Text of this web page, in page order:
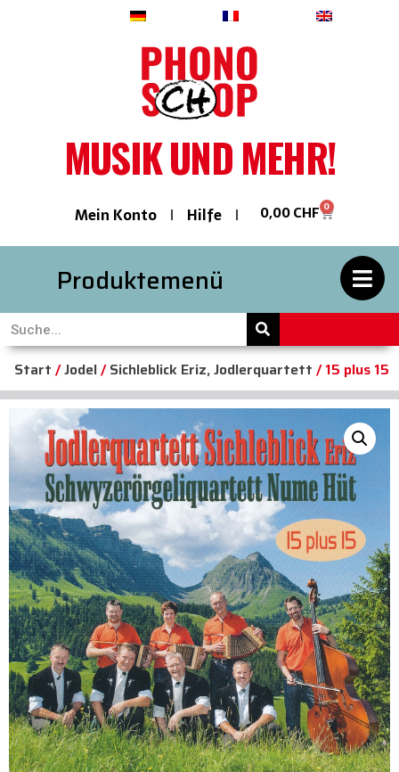
MUSIK UND MEHR!
Mein Konto Hilfe 0,00CHF 0
Produktemenü
Start /Jodel/Sichleblick Eriz, Jodlerquartett / 15 plus 15